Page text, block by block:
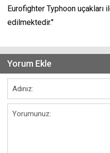
Eurofighter Typhoon uçakları
edilmektedir."
Yorum Ekle